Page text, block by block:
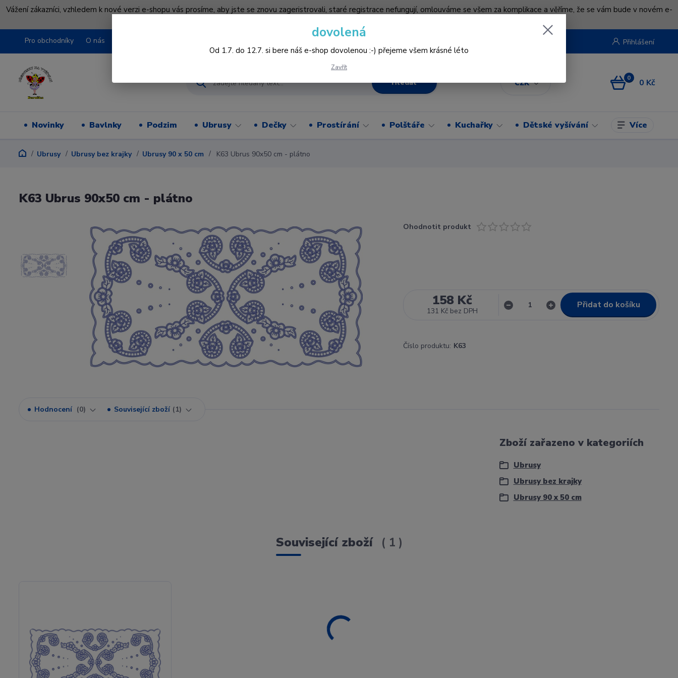
Vážení zákazníci, vzhledem k nové verzi e-shopu vás prosíme, aby jste se znovu zageristrovali, staré registrace nefungují, omlouváme se všem za komplikace a věříme, že se vám bude v novém e-
Pro obchodníky O nás
CZK
Přihlášení
Hledat 0 0 Kč
Novinky Bavlnky Podzim Ubrusy Dečky Prostírání Polštáře Kuchařky Dětské vyšívání Více
Ubrusy Ubrusy bez krajky Ubrusy 90 x 50 cm K63 Ubrus 90x50 cm - plátno
K63 Ubrus 90x50 cm - plátno
Ohodnotit produkt
158 Kč
131 Kč bez DPH
Přidat do košíku
Číslo produktu: K63
Hodnocení 0 Související zboží 1
Zboží zařazeno v kategoriích
Ubrusy
Ubrusy bez krajky
Ubrusy 90 x 50 cm
Související zboží 1
dovolená
Od 1.7. do 12.7. si bere náš e-shop dovolenou :-) přejeme všem krásné léto
Zavřít